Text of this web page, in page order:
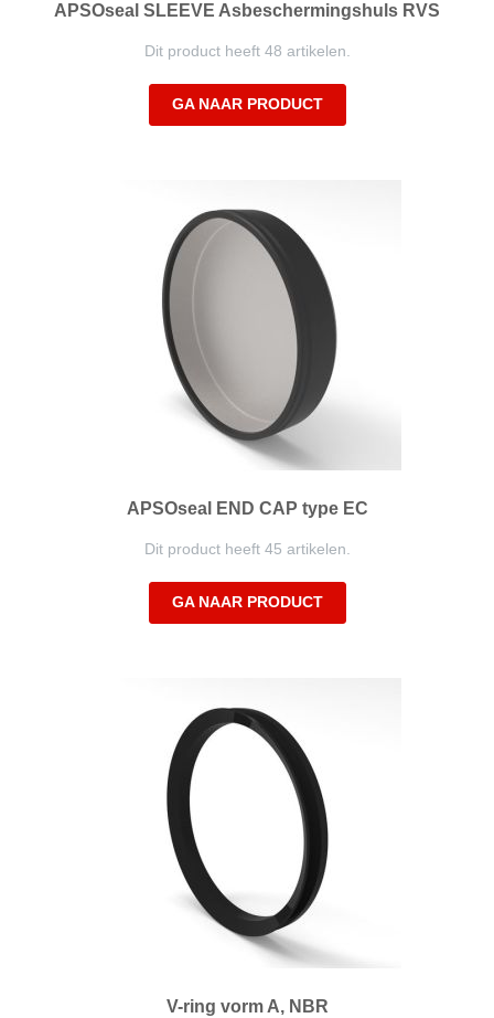
APSOseal SLEEVE Asbeschermingshuls RVS
Dit product heeft 48 artikelen.
GA NAAR PRODUCT
APSOseal END CAP type EC
Dit product heeft 45 artikelen.
GA NAAR PRODUCT
V-ring vorm A, NBR